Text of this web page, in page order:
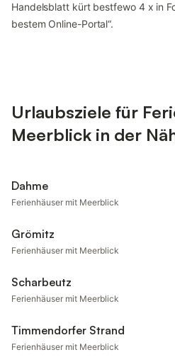
Handelsblatt kürt bestfewo 4 x in
bestem Online-Portal“.
Urlaubsziele für
Meerblick in der
Dahme
Ferienhäuser mit Meerblick
Grömitz
Ferienhäuser mit Meerblick
Scharbeutz
Ferienhäuser mit Meerblick
Timmendorfer Strand
Ferienhäuser mit Meerblick